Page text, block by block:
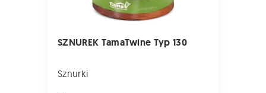
SZNUREK TamaTwine Typ 130
Sznurki